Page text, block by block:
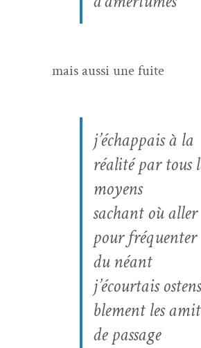
mais aus­si une fuite
j’échappais à la
réal­ité par tous
moyens
sachant où aller
pour fréquenter
du néant
j’écourtais
ble­ment les
de passage